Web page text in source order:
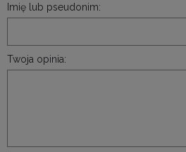
Imię lub pseudonim:
Twoja opinia: